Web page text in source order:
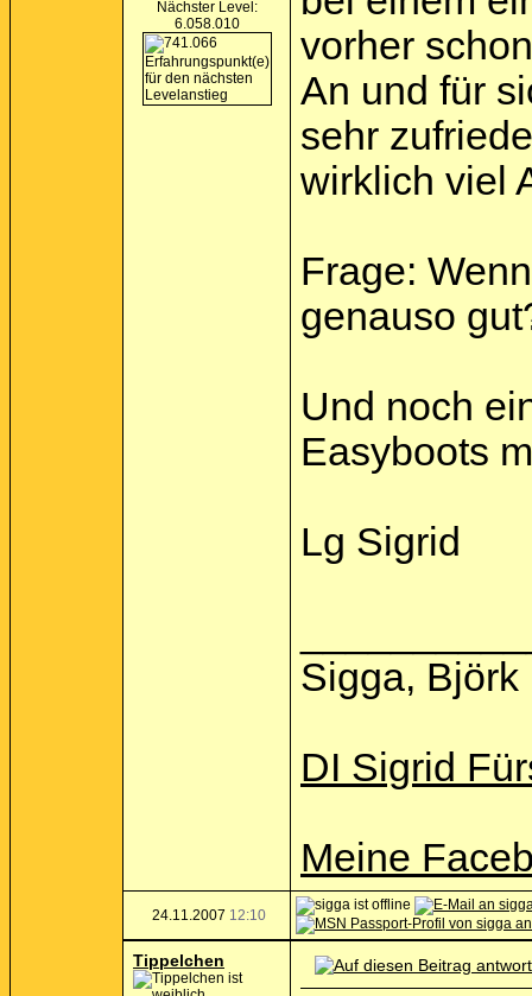
Nächster Level:
6.058.010
vorher
An und für
sehr
wirklich viel
Frage:
genauso
Und noch
Easyboots
Lg Sigrid
Sigga, Björk
DI Sigrid
Meine
24.11.2007 12:10
Tippelchen